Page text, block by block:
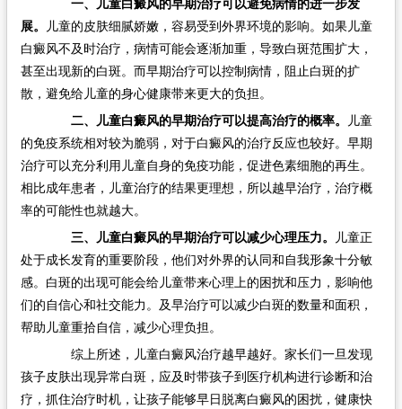
一、儿童白癜风的早期治疗可以避免病情的进一步发
展。
儿童的皮肤细腻娇嫩，容易受到外界环境的影响。如果儿童
白癜风不及时治疗，病情可能会逐渐加重，导致白斑范围扩大，
甚至出现新的白斑。而早期治疗可以控制病情，阻止白斑的扩
散，避免给儿童的身心健康带来更大的负担。
二、儿童白癜风的早期治疗可以提高治疗的概率。
儿童
的免疫系统相对较为脆弱，对于白癜风的治疗反应也较好。早期
治疗可以充分利用儿童自身的免疫功能，促进色素细胞的再生。
相比成年患者，儿童治疗的结果更理想，所以越早治疗，治疗概
率的可能性也就越大。
三、儿童白癜风的早期治疗可以减少心理压力。
儿童正
处于成长发育的重要阶段，他们对外界的认同和自我形象十分敏
感。白斑的出现可能会给儿童带来心理上的困扰和压力，影响他
们的自信心和社交能力。及早治疗可以减少白斑的数量和面积，
帮助儿童重拾自信，减少心理负担。
综上所述，儿童白癜风治疗越早越好。家长们一旦发现
孩子皮肤出现异常白斑，应及时带孩子到医疗机构进行诊断和治
疗，抓住治疗时机，让孩子能够早日脱离白癜风的困扰，健康快